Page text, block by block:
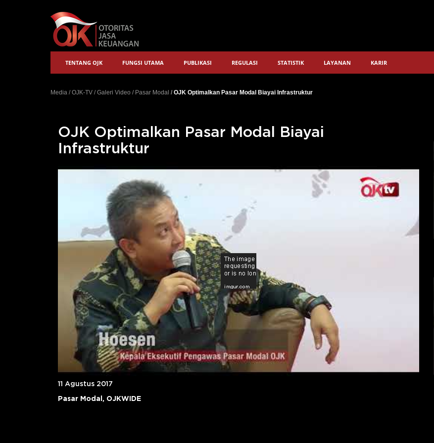
TENTANG OJK FUNGSI UTAMA PUBLIKASI REGULASI STATISTIK LAYANAN KARIR
Media / OJK-TV / Galeri Video / Pasar Modal / OJK Optimalkan Pasar Modal Biayai Infrastruktur
OJK Optimalkan Pasar Modal Biayai
Infrastruktur
11 Agustus 2017
Pasar Modal, OJKWIDE